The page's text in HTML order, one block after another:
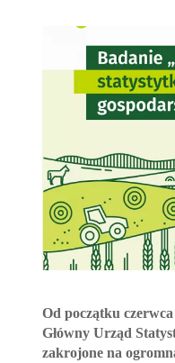
Od początku
Główny Urząd
zakrojone na